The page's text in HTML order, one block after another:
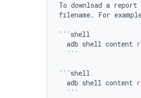
To download a report
filename.
For
```
adb shell content
```
```
adb shell content
```